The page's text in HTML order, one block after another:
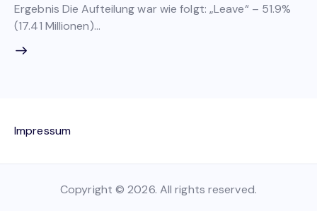
Ergebnis Die Aufteilung war wie folgt: „Leave“ – 51.9%
(17.41 Millionen)…
Impressum
Copyright © 2026. All rights reserved.